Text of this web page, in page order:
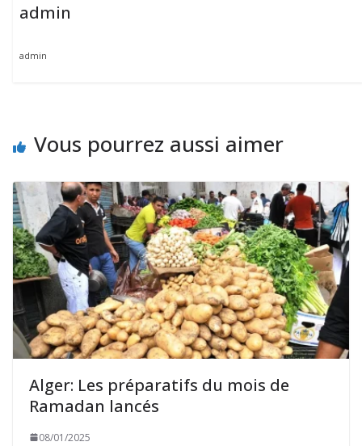
admin
admin
Vous pourrez aussi aimer
Alger: Les préparatifs du mois de
Ramadan lancés
08/01/2025